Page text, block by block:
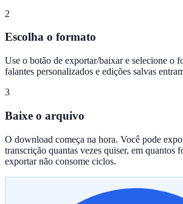
2
Escolha o formato
Use o botão de exportar/baixar e selecione o
falantes personalizados e edições salvas
3
Baixe o arquivo
O download começa na hora. Você pode
transcrição quantas vezes quiser, em
exportar não consome ciclos.